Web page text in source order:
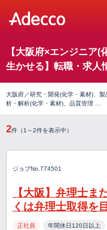
【大阪府×エンジニア
生かせる】転職・求人
大阪府／研究・開発(化学・素材)、
析・解析(化学・素材)、品質管理 …
2件（1～2件を表示中）
ジョブNo.774501
【大阪】弁理士ま
くは弁理士取得を
正社員 年間休日120日以上